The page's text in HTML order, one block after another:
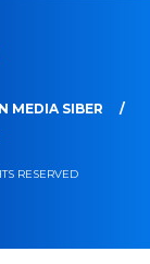
MEDIA SIBER
RESERVED